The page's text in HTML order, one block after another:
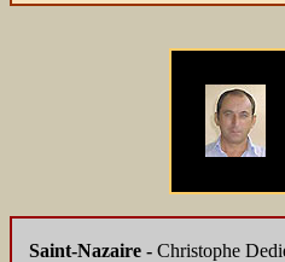
Saint-Nazaire - Christophe